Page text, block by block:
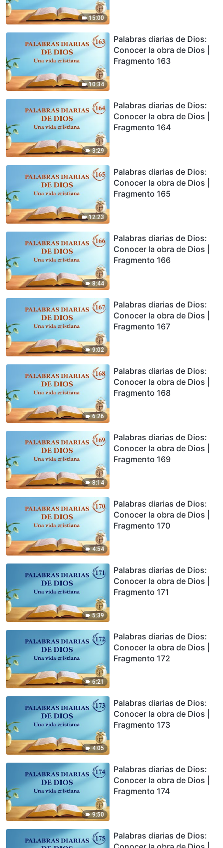
15:00
10:34
Palabras diarias de Dios:
Conocer la obra de Dios |
Fragmento 163
3:29
Palabras diarias de Dios:
Conocer la obra de Dios |
Fragmento 164
12:23
Palabras diarias de Dios:
Conocer la obra de Dios |
Fragmento 165
8:44
Palabras diarias de Dios:
Conocer la obra de Dios |
Fragmento 166
9:02
Palabras diarias de Dios:
Conocer la obra de Dios |
Fragmento 167
6:26
Palabras diarias de Dios:
Conocer la obra de Dios |
Fragmento 168
8:14
Palabras diarias de Dios:
Conocer la obra de Dios |
Fragmento 169
4:54
Palabras diarias de Dios:
Conocer la obra de Dios |
Fragmento 170
5:39
Palabras diarias de Dios:
Conocer la obra de Dios |
Fragmento 171
6:21
Palabras diarias de Dios:
Conocer la obra de Dios |
Fragmento 172
4:05
Palabras diarias de Dios:
Conocer la obra de Dios |
Fragmento 173
9:50
Palabras diarias de Dios:
Conocer la obra de Dios |
Fragmento 174
Palabras diarias de Dios: